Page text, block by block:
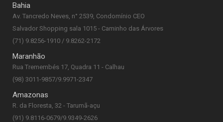
Bahia
Av. Tancredo Neves, n° 2539, Condomínio CEO
Salvador Shopping sala 1015 - Caminho das Árvores
(71) 9.8256-1910 / 9.8262-2172
Maranhão
Rua Tremembés 17, Quadra 11 - Calhau
(98) 3011-9857/9.9971-2347
Amazonas
R. da Floresta, 32 - Tarumã-açu
(91) 9.8116-0679/9.9349-2626